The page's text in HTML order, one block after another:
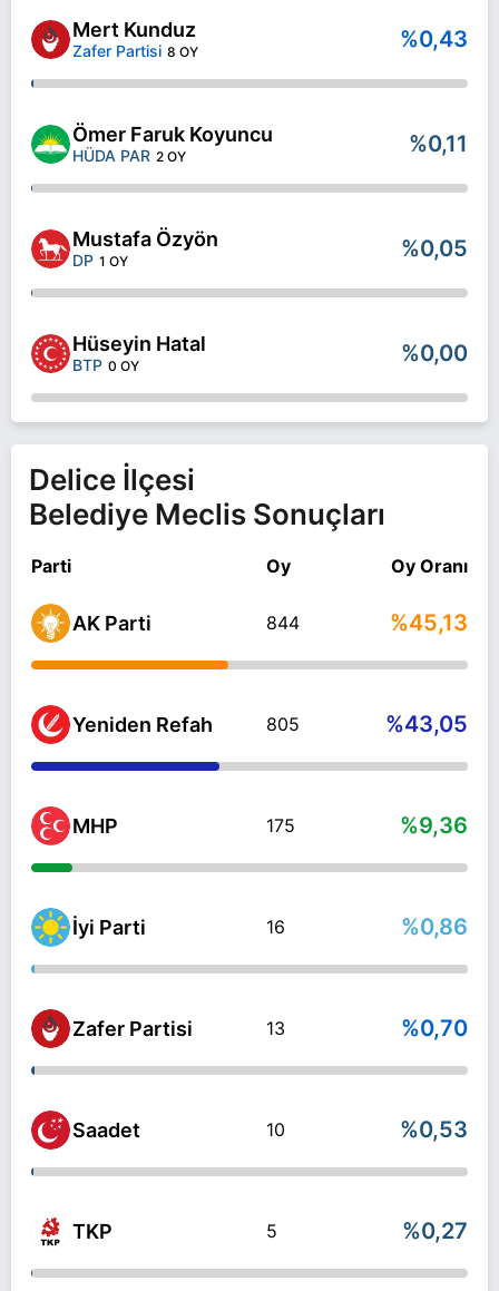
Mert Kunduz
Zafer Partisi 8 OY %0,43
Ömer Faruk Koyuncu
HÜDA PAR 2 OY %0,11
Mustafa Özyön
DP 1 OY %0,05
Hüseyin Hatal
BTP 0 OY %0,00
Delice İlçesi
Belediye Meclis Sonuçları
Parti Oy Oy Oranı
AK Parti 844 %45,13
Yeniden Refah 805 %43,05
MHP 175 %9,36
İyi Parti 16 %0,86
Zafer Partisi 13 %0,70
Saadet 10 %0,53
TKP 5 %0,27